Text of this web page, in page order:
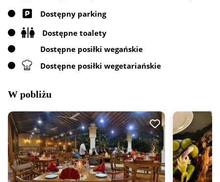
Dostępny parking
Dostępne toalety
Dostępne posiłki wegańskie
Dostępne posiłki wegetariańskie
W pobliżu